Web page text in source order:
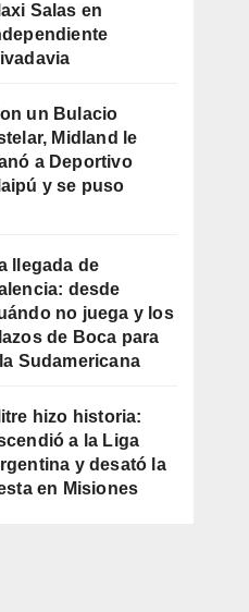
Salas en
un Bulacio
Midland le
a Deportivo
y se puso
llegada de
desde
no juega y los
de Boca para
Sudamericana
hizo historia:
a la Liga
y desató la
en Misiones